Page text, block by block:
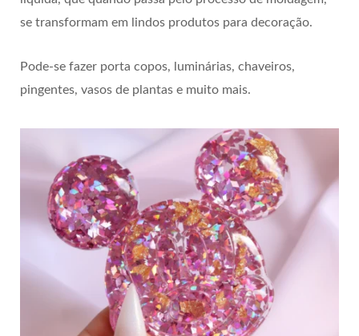
se transformam em lindos produtos para decoração.
Pode-se fazer porta copos, luminárias, chaveiros,
pingentes, vasos de plantas e muito mais.